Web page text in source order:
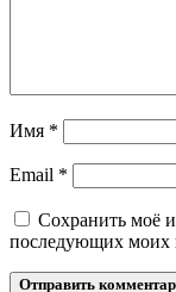
Имя *
Email *
Сохранить моё
последующих моих